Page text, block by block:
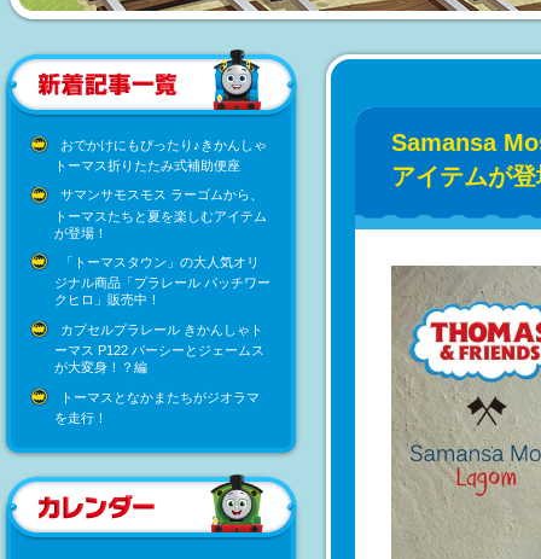
おでかけにもぴったり♪きかんしゃ
トーマス折りたたみ式補助便座
サマンサモスモス ラーゴムから、
トーマスたちと夏を楽しむアイテム
が登場！
「トーマスタウン」の大人気オリ
ジナル商品「プラレール パッチワー
クヒロ」販売中！
カプセルプラレール きかんしゃト
ーマス P122 パーシーとジェームス
が大変身！？編
トーマスとなかまたちがジオラマ
を走行！
Samansa
アイテムが